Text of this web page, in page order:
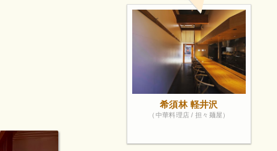
希須林 軽井沢
（中華料理店 / 担々麺屋）